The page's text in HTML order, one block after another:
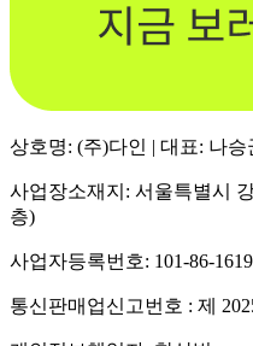
상호명: (주)다인 | 대표: 나승
사업장소재지: 서울특별시
층)
사업자등록번호: 101-86-
통신판매업신고번호 : 제